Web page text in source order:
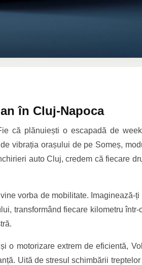
în Cluj-Napoca
că plănuiești o escapadă de
vibrația orașului de pe Someș,
auto Cluj, credem că fiecare
vorba de mobilitate. Imaginează-ți
transformând fiecare kilometru într-
o motorizare extrem de eficientă,
Uită de stresul schimbării treptelor